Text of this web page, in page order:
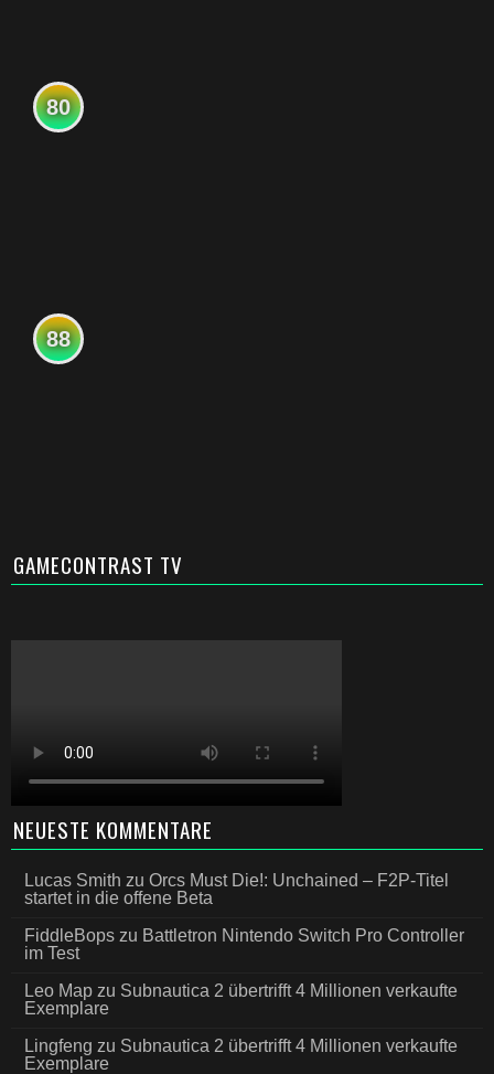
80
88
GAMECONTRAST TV
NEUESTE KOMMENTARE
Lucas Smith zu Orcs Must Die!: Unchained – F2P-Titel
startet in die offene Beta
FiddleBops zu Battletron Nintendo Switch Pro Controller
im Test
Leo Map zu Subnautica 2 übertrifft 4 Millionen verkaufte
Exemplare
Lingfeng zu Subnautica 2 übertrifft 4 Millionen verkaufte
Exemplare